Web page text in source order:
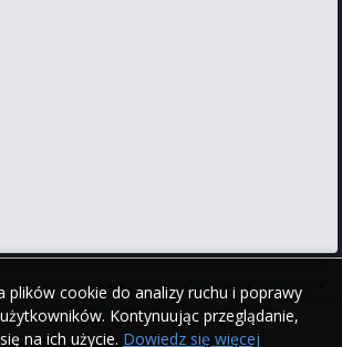
plików cookie do analizy ruchu i poprawy
Kontynuując przeglądanie,
na ich użycie. Dowiedz się więcej
prywatności•Kontakt•iPhone•Android
English